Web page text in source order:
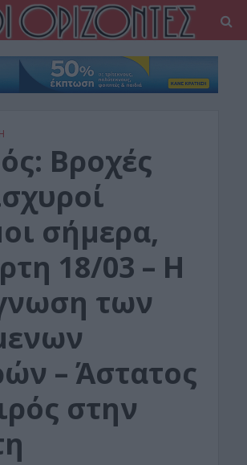
Βροχές
σήμερα,
18/03 – Η
των
– Άστατος
στην